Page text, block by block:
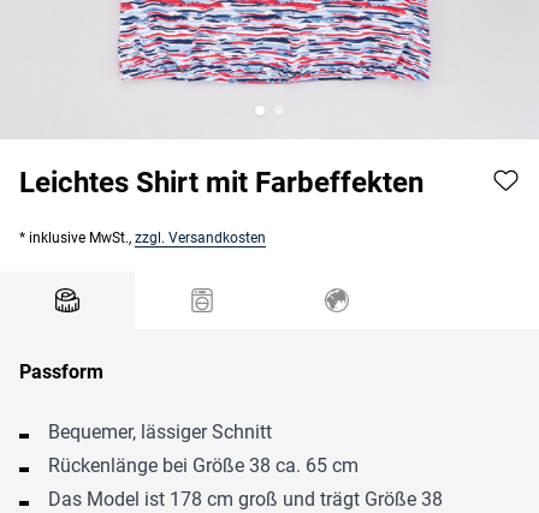
Leichtes Shirt mit Farbeffekten
* inklusive MwSt., zzgl. Versandkosten
Passform
Bequemer, lässiger Schnitt
Rückenlänge bei Größe 38 ca. 65 cm
Das Model ist 178 cm groß und trägt Größe 38